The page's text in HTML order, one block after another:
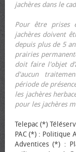
jachères dans le
Pour être prises
jachères doivent
depuis plus de 5
prairies
doit faire l'objet
d'aucun
période de
les jachères
pour les jachères
Telepac (*)
PAC (*) : Politique
Adventices (*) :